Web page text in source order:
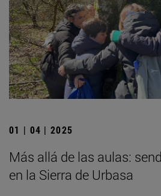
01 | 04 | 2025
Más allá de las aulas:
en la Sierra de Urbasa